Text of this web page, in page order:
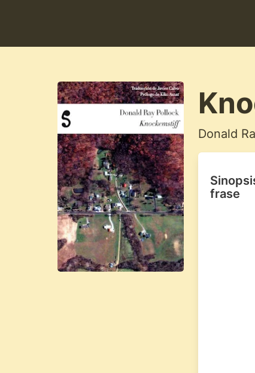
Donald
frase